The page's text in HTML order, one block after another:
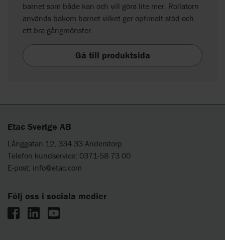
barnet som både kan och vill göra lite mer. Rollatorn
används bakom barnet vilket ger optimalt stöd och
ett bra gångmönster.
Gå till produktsida
Etac Sverige AB
Långgatan 12, 334 33 Anderstorp
Telefon kundservice: 0371-58 73 00
E-post: info@etac.com
Följ oss i sociala medier